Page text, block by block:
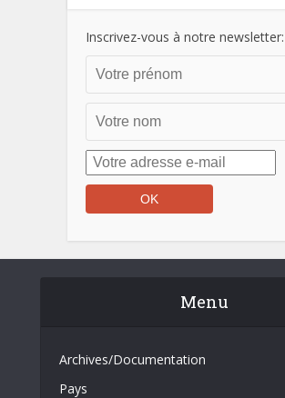
Inscrivez-vous à notre newsletter:
Menu
Archives/Documentation
Pays